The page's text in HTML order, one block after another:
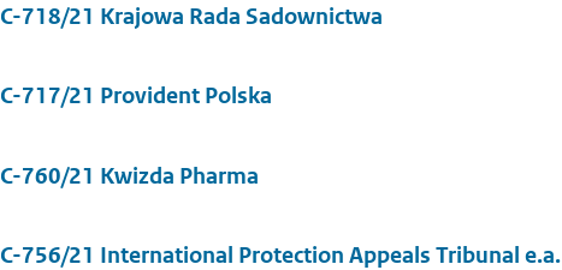
C-718/21 Krajowa Rada Sadownictwa
C-717/21 Provident Polska
C-760/21 Kwizda Pharma
C-756/21 International Protection Appeals Tribunal e.a.